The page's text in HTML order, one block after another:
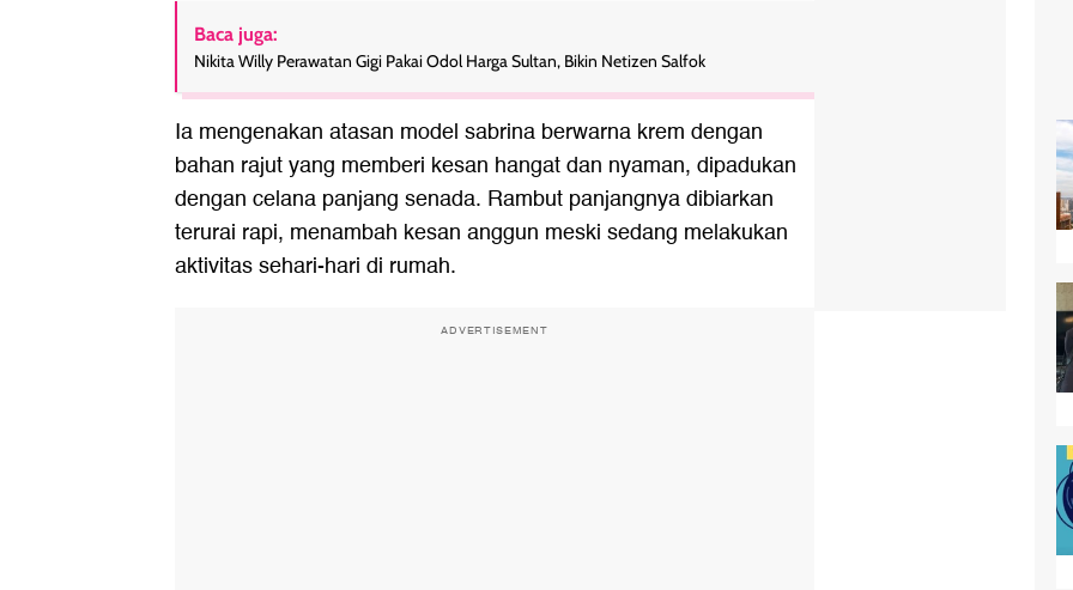
Baca juga:
Nikita Willy Perawatan Gigi Pakai Odol Harga Sultan, Bikin Netizen Salfok
Ia mengenakan atasan model sabrina berwarna krem dengan
bahan rajut yang memberi kesan hangat dan nyaman, dipadukan
dengan celana panjang senada. Rambut panjangnya dibiarkan
terurai rapi, menambah kesan anggun meski sedang melakukan
aktivitas sehari-hari di rumah.
ADVERTISEMENT